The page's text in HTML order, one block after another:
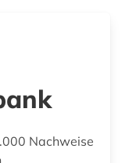
Nachweise